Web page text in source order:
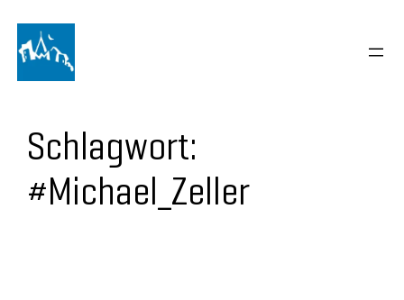
Schlagwort:
#Michael_Zeller